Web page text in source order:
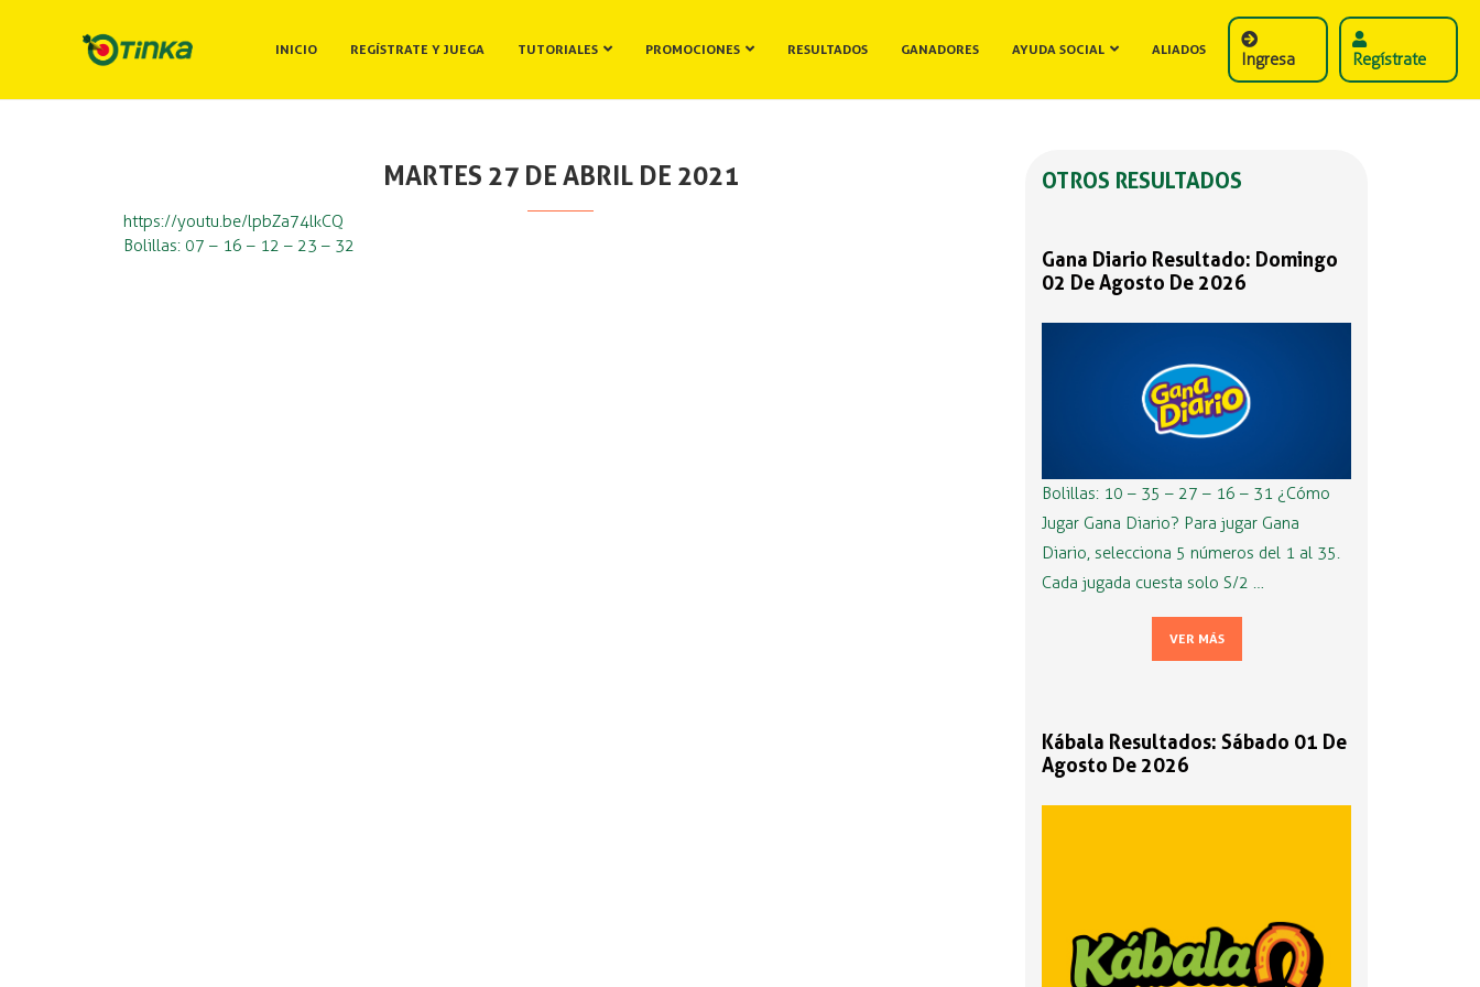
INICIO REGÍSTRATE Y JUEGA TUTORIALES PROMOCIONES RESULTADOS GANADORES AYUDA SOCIAL ALIADOS Ingresa Regístrate
MARTES 27 DE ABRIL DE 2021
https://youtu.be/lpbZa74lkCQ
Bolillas: 07 – 16 – 12 – 23 – 32
OTROS RESULTADOS
Gana Diario Resultado: Domingo
02 De Agosto De 2026
Bolillas: 10 – 35 – 27 – 16 – 31 ¿Cómo
Jugar Gana Diario? Para jugar Gana
Diario, selecciona 5 números del 1 al 35.
Cada jugada cuesta solo S/2 …
VER MÁS
Kábala Resultados: Sábado 01 De
Agosto De 2026